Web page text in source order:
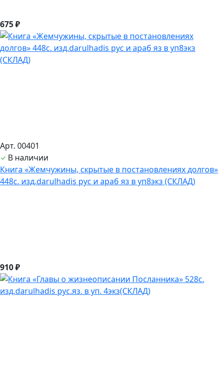
675 ₽
Арт. 00401
В наличии
Книга «Жемчужины, скрытые в постановлениях долгов»
448с. изд.darulhadis рус и араб яз в уп8экз (СКЛАД)
910 ₽